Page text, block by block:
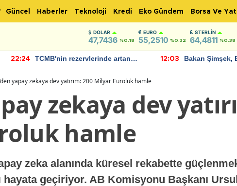
Güncel Haberler Teknoloji Kredi Eko Gündem Borsa Ve
DOLAR
47,7436 %0.18
EURO
55,2510 %0.32
STERLIN
64,4811 %0.38
22:24
TCMB'nin rezervlerinde artan
12:03
Bakan Şimşek,
yapay zekaya dev yatırım: 200 Milyar Euroluk hamle
zekaya dev
hamle
zeka alanında küresel rekabette
hayata geçiriyor. AB Komisyonu Başkanı